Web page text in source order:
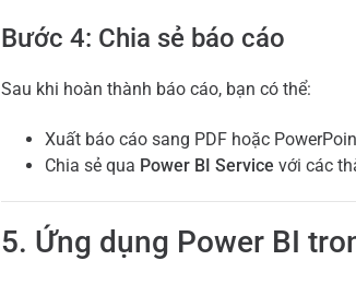
Bước 4: Chia sẻ báo cáo
Sau khi hoàn thành báo cáo, bạn có thể:
Xuất báo cáo sang PDF hoặc
Chia sẻ qua Power BI Service với các
5. Ứng dụng Power BI